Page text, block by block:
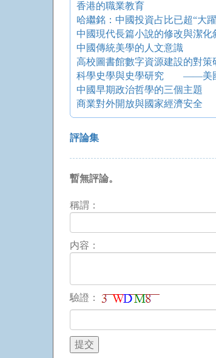
香港的職業教育
哈繼銘：中國投資占比已超“大
中國現代長篇小說的修改與潔化
中國傳統美學的人文意識
高校圖書館數字資源建設的對策
科學史學與史學研究 ——美國
中國早期政治哲學的三個主題
商業對外開放與國家經濟安全
評論集
暫無評論。
稱謂：
内容：
驗證：